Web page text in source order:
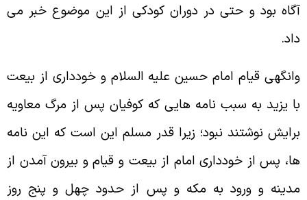
بود و حتى در دوران كودكى از اين موضوع خبر مى
قيام امام حسين عليه السلام و خوددارى از بيعت
يزيد به سبب نامه هايى كه كوفيان پس از مرگ معاويه
نوشتند نبود؛ زيرا قدر مسلم اين است كه اين نامه
پس از خوددارى امام از بيعت و قيام و بيرون آمدن از
و ورود به مكه و پس از حدود چهل و پنج روز